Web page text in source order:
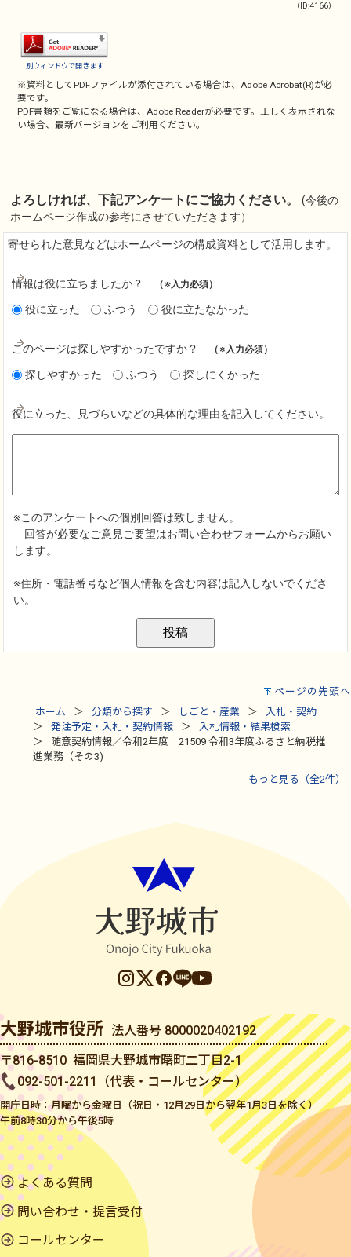
（ID:4166）
別ウィンドウで開きます
※資料としてPDFファイルが添付されている場合は、Adobe Acrobat(R)が必
要です。
PDF書類をご覧になる場合は、Adobe Readerが必要です。正しく表示されな
い場合、最新バージョンをご利用ください。
ページの先頭へ
ホーム
分類から探す しごと・産業
入札・契約
発注予定・入札・契約情報
入札情報・結果検索
随意契約情報／令和2年度 21509 令和3年度ふるさと納税推
進業務（その3)
もっと見る（全2件）
大野城市役所 法人番号 8000020402192
〒816-8510 福岡県大野城市曙町二丁目2-1
092-501-2211（代表・コールセンター）
開庁日時：月曜から金曜日（祝日・12月29日から翌年1月3日を除く）
午前8時30分から午後5時
よくある質問
問い合わせ・提言受付
コールセンター